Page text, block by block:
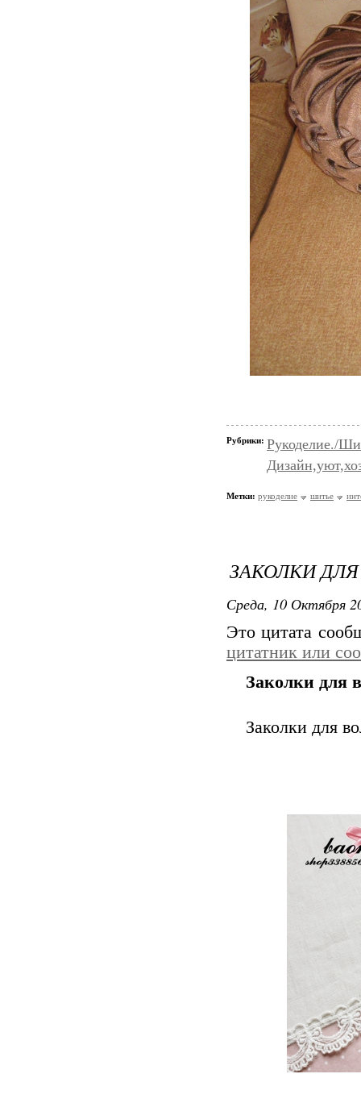
Рубрики: Рукоделие./
Метки: рукоделие шитье
ЗАКОЛКИ
Среда, 10 Октября
Это цитата
цитатник или
Заколки для
Заколки для